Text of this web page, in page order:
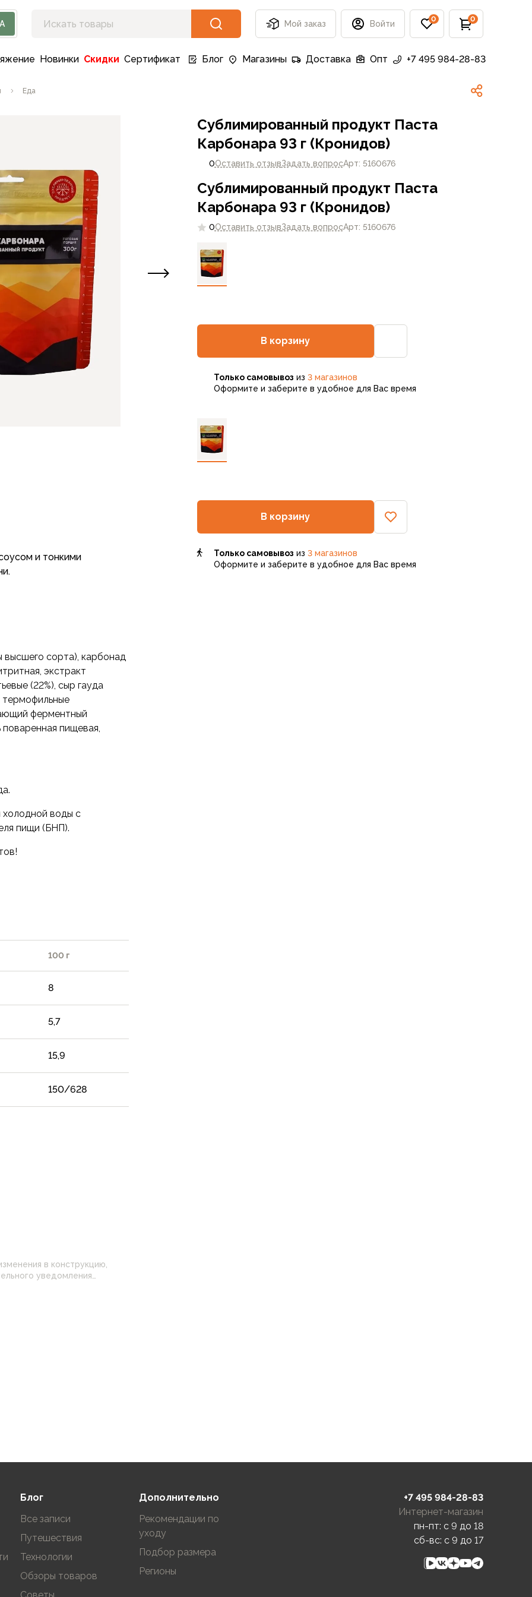
Мой заказ Войти 0 0
Новинки Скидки Сертификат Блог Магазины Доставка Опт +7 495 984-28-83
Еда
и тонкими
высшего сорта), карбонад
экстракт
(22%), сыр гауда
термофильные
ферментный
пищевая,
холодной воды с
пищи (БНП).
100 г
8
5,7
15,9
150/628
в конструкцию,
Сублимированный продукт Паста
Карбонара 93 г (Кронидов)
В корзину
0Оставить отзывЗадать вопросАрт: 5160676
Только самовывоз из 3 магазинов
Оформите и заберите в удобное для Вас время
Сублимированный продукт Паста
Карбонара 93 г (Кронидов)
В корзину
0Оставить отзывЗадать вопросАрт: 5160676
Только самовывоз из 3 магазинов
Оформите и заберите в удобное для Вас время
Блог
Все записи
Путешествия
Технологии
Обзоры товаров
Дополнительно
Рекомендации по
уходу
Подбор размера
Регионы
+7 495 984-28-83
Интернет-магазин
пн-пт: c 9 до 18
сб-вс: c 9 до 17